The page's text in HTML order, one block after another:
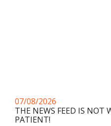
07/08/2026
THE NEWS FEED IS NOT
PATIENT!